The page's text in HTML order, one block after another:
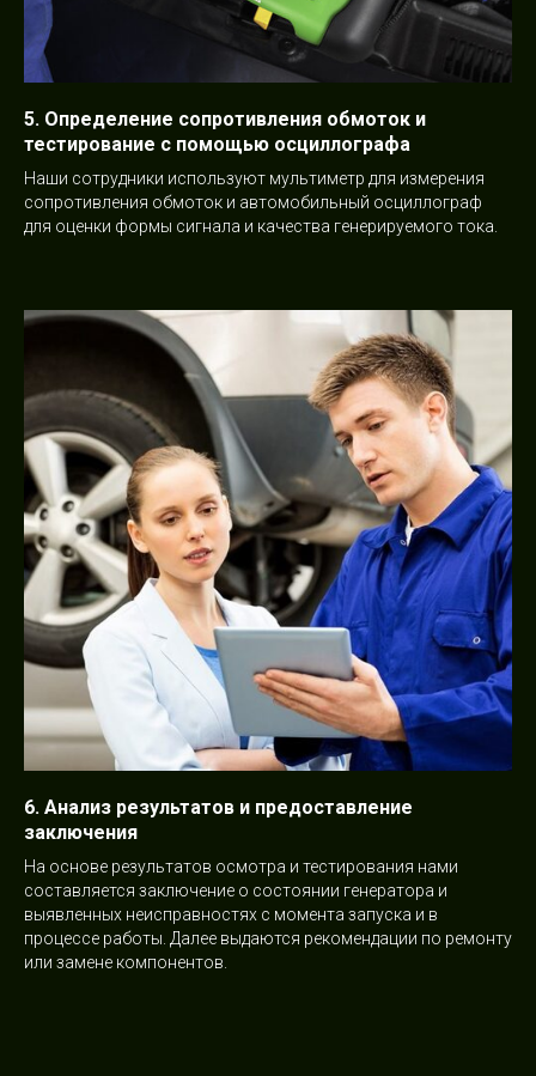
5. Определение сопротивления обмоток и
тестирование с помощью осциллографа
Наши сотрудники используют мультиметр для измерения
сопротивления обмоток и автомобильный осциллограф
для оценки формы сигнала и качества генерируемого тока.
6. Анализ результатов и предоставление
заключения
На основе результатов осмотра и тестирования нами
составляется заключение о состоянии генератора и
выявленных неисправностях с момента запуска и в
процессе работы. Далее выдаются рекомендации по ремонту
или замене компонентов.